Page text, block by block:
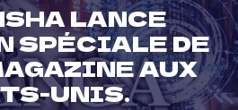
LANCE
SPÉCIALE DE
AUX
UNIS.